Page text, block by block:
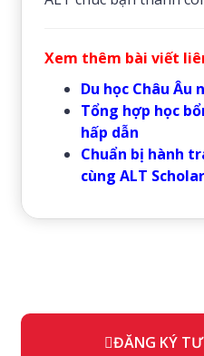
Xem thêm bài viết
Du học Châu
Tổng hợp học
hấp dẫn
Chuẩn bị hành
cùng ALT
ĐĂNG KÝ